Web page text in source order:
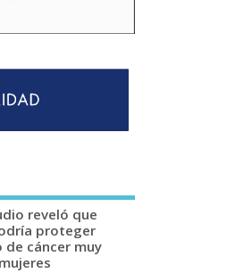
reveló que
proteger
cáncer muy